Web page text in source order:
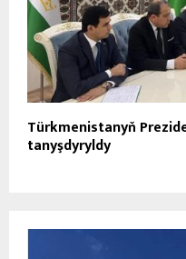
Türkmenistanyň
tanyşdyryldy